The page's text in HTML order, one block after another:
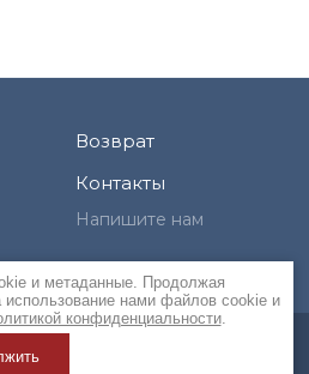
Возврат
Контакты
Напишите нам
и метаданные. Продолжая
использование нами файлов cookie и
конфиденциальности.